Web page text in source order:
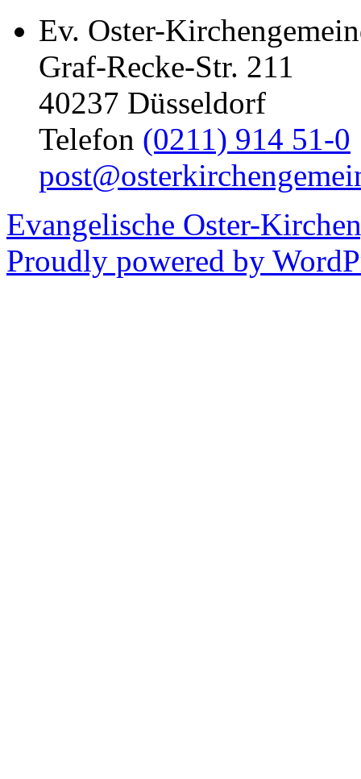
Ev. Oster-
Graf-Recke-Str. 211
40237 Düsseldorf
Telefon (0211) 914 51-0
Evangelische Oster-
Proudly powered by